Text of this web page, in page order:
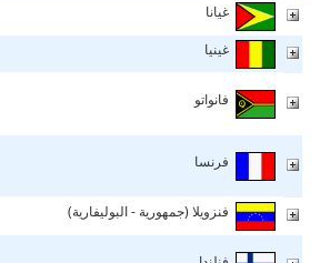
غيانا
غينيا
فانواتو
فرنسا
فنزويلا (جمهورية - البوليفارية)